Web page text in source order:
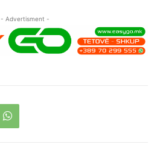
- Advertisment -